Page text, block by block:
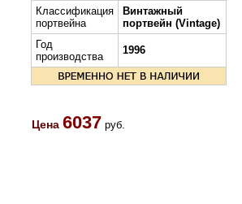
Классификация
портвейна
Винтажный
портвейн (Vintage)
Год
производства
1996
Цена 6037 руб.